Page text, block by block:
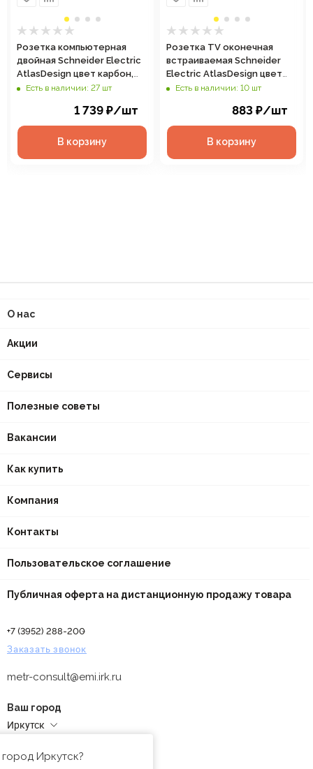
Розетка компьютерная
двойная Schneider Electric
AtlasDesign цвет карбон,
арт. ATN001085
Есть в наличии: 27 шт
1 739 ₽/шт
В корзину
Розетка TV оконечная
встраиваемая Schneider
Electric AtlasDesign цвет
карбон, арт. ATN001091
Есть в наличии: 10 шт
883 ₽/шт
В корзину
О нас
Акции
Сервисы
Полезные советы
Вакансии
Как купить
Компания
Контакты
Пользовательское соглашение
Публичная оферта на дистанционную продажу товара
+7 (3952) 288-200
Заказать звонок
metr-consult@emi.irk.ru
Ваш город
Иркутск
Иркутск?